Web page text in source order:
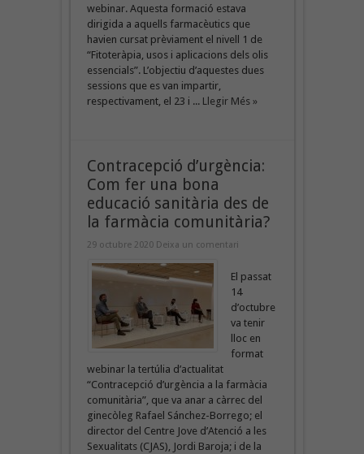
webinar. Aquesta formació estava
dirigida a aquells farmacèutics que
havien cursat prèviament el nivell 1 de
“Fitoteràpia, usos i aplicacions dels olis
essencials”. L’objectiu d’aquestes dues
sessions que es van impartir,
respectivament, el 23 i ... Llegir Més »
Contracepció d’urgència:
Com fer una bona
educació sanitària des de
la farmàcia comunitària?
29 octubre 2020 Deixa un comentari
El passat
14
d’octubre
va tenir
lloc en
format
webinar la tertúlia d’actualitat
“Contracepció d’urgència a la farmàcia
comunitària”, que va anar a càrrec del
ginecòleg Rafael Sánchez-Borrego; el
director del Centre Jove d’Atenció a les
Sexualitats (CJAS), Jordi Baroja; i de la